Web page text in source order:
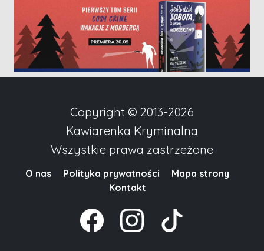
Copyright © 2013-2026
Kawiarenka Kryminalna
Wszystkie prawa zastrzeżone
O nas Polityka prywatności
Mapa strony
Kontakt